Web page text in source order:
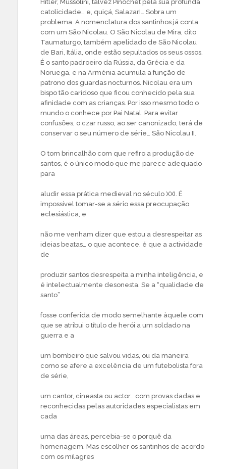
Hitler, Mussolini, talvez Pinochet pela sua profunda
catolicidade… e, quiçá, Salazar!… Sobra um
problema. A nomenclatura dos santinhos já conta
com um São Nicolau. O São Nicolau de Mira, dito
Taumaturgo, também apelidado de São Nicolau
de Bari, Itália, onde estão sepultados os seus ossos.
É o santo padroeiro da Rússia, da Grécia e da
Noruega, e na Arménia acumula a função de
patrono dos guardas nocturnos. Nicolau era um
bispo tão caridoso que ficou conhecido pela sua
afinidade com as crianças. Por isso mesmo todo o
mundo o conhece por Pai Natal. Para evitar
confusões, o czar russo, ao ser canonizado, terá de
conservar o seu número de série… São Nicolau II.
O tom brincalhão com que refiro a produção de
santos, é o único modo que me parece adequado
para
aludir essa prática medieval no século XXI. É
impossível tomar-se a sério essa preocupação
eclesiástica, e
não me venham dizer que estou a desrespeitar as
ideias beatas… o que acontece, é que a actividade
de
produzir santos desrespeita a minha inteligência, e
é intelectualmente desonesta. Se a “qualidade de
santo”
fosse conferida de modo semelhante àquele com
que se atribui o título de herói a um soldado na
guerra e a
um bombeiro que salvou vidas, ou da maneira
como se afere a excelência de um futebolista fora
de série,
um cantor, cineasta ou actor… com provas dadas e
reconhecidas pelas autoridades especialistas em
cada
uma das áreas, percebia-se o porquê da
homenagem. Mas escolher os santinhos de acordo
com os milagres